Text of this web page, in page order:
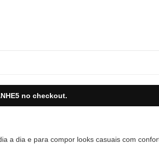
no checkout.
a dia e para compor looks casuais com